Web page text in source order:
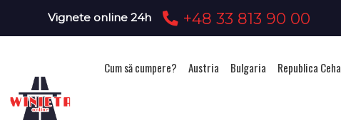
Vignete online 24h +48 33 813 90 00
Cum să cumpere? Austria Bulgaria Republica Ceha